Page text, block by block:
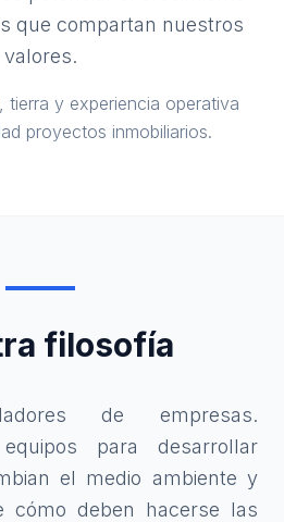
que compartan nuestros
valores.
tierra y experiencia operativa
proyectos inmobiliarios.
filosofía
de empresas.
para desarrollar
el medio ambiente y
cómo deben hacerse las